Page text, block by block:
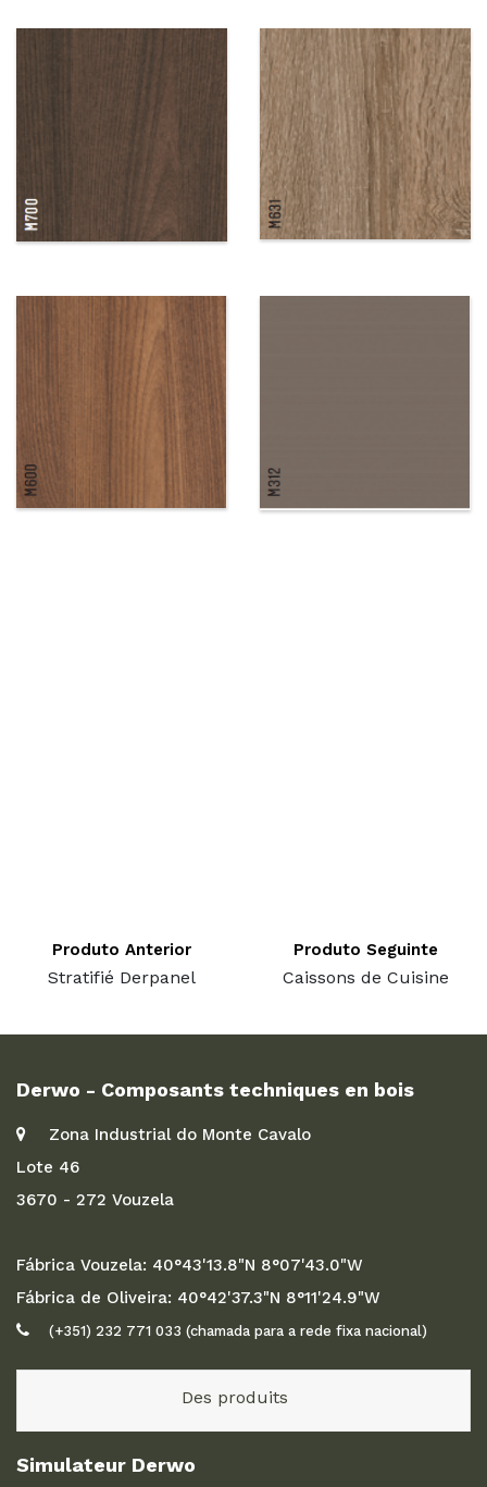
Produto Anterior
Stratifié Derpanel
Produto Seguinte
Caissons de Cuisine
Derwo - Composants techniques en bois
Zona Industrial do Monte Cavalo
Lote 46
3670 - 272 Vouzela
Fábrica Vouzela: 40°43'13.8"N 8°07'43.0"W
Fábrica de Oliveira: 40°42'37.3"N 8°11'24.9"W
(+351) 232 771 033 (chamada para a rede fixa nacional)
Des produits
Simulateur Derwo